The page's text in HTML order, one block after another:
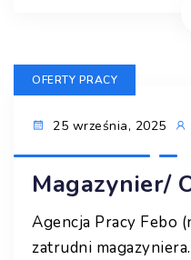
OFERTY PRACY
25 września, 2025
Magazynier/
Agencja Pracy Febo
zatrudni